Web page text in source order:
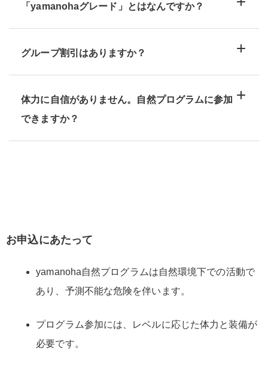
「yamanohaグレード」とはなんですか？
グループ割引はありますか？
体力に自信がありません。自然プログラムに参加
できますか？
お申込にあたって
yamanoha自然プログラムは自然環境下での活動で
あり、予測不能な危険を伴います。
プログラム参加には、レベルに応じた体力と装備が
必要です。